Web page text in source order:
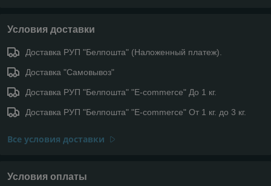
Условия доставки
Доставка РУП "Белпошта" (Наложенный платеж).
Доставка "Самовывоз"
Доставка РУП "Белпошта" "E-commerce" До 1 кг.
Доставка РУП "Белпошта" "E-commerce" От 1 кг. до 3 кг.
Все условия доставки
Условия оплаты